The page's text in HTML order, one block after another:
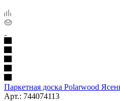
Паркетная доска Polarwood
Арт.: 744074113